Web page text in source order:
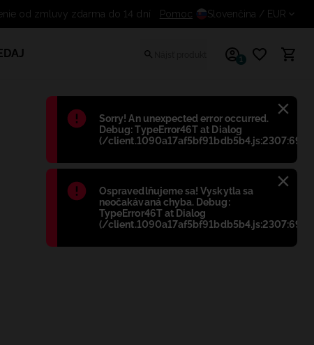
Błąd:
Sorry! An unexpected error occurred.
Debug: TypeError46T at Dialog
(/client.1090a17af5bf91bdb5b4.js:2307:698)
Błąd:
Ospravedlňujeme sa! Vyskytla sa
neočakávaná chyba. Debug:
TypeError46T at Dialog
(/client.1090a17af5bf91bdb5b4.js:2307:698)
Odstúpenie od zmluvy zdarma do 14
Pomoc Slovenčina / EUR
1